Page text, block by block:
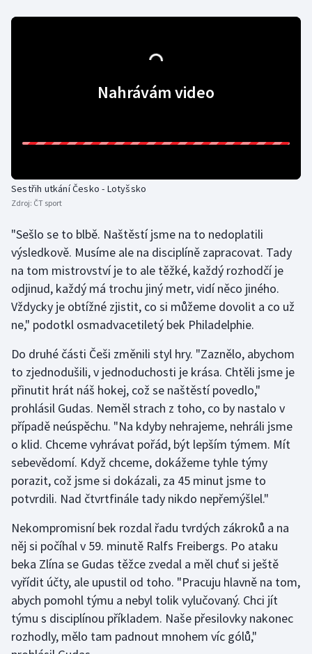
Motorsport
Ragby
Rychlostní kanoistika
Short track
Sportovní střelba
Stolní tenis
Triatlon
Veslování
Vodní slalom
Volejbal
Nahrávám video
Sestřih utkání Česko - Lotyšsko
Zdroj: ČT sport
"Sešlo se to blbě. Naštěstí jsme na to nedoplatili
výsledkově. Musíme ale na disciplíně zapracovat. Tady
na tom mistrovství je to ale těžké, každý rozhodčí je
odjinud, každý má trochu jiný metr, vidí něco jiného.
Vždycky je obtížné zjistit, co si můžeme dovolit a co už
ne," podotkl osmadvacetiletý bek Philadelphie.
Do druhé části Češi změnili styl hry. "Zaznělo, abychom
to zjednodušili, v jednoduchosti je krása. Chtěli jsme je
přinutit hrát náš hokej, což se naštěstí povedlo,"
prohlásil Gudas. Neměl strach z toho, co by nastalo v
případě neúspěchu. "Na kdyby nehrajeme, nehráli jsme
o klid. Chceme vyhrávat pořád, být lepším týmem. Mít
sebevědomí. Když chceme, dokážeme tyhle týmy
porazit, což jsme si dokázali, za 45 minut jsme to
potvrdili. Nad čtvrtfinále tady nikdo nepřemýšlel."
Nekompromisní bek rozdal řadu tvrdých zákroků a na
něj si počíhal v 59. minutě Ralfs Freibergs. Po ataku
beka Zlína se Gudas těžce zvedal a měl chuť si ještě
vyřídit účty, ale upustil od toho. "Pracuju hlavně na tom,
abych pomohl týmu a nebyl tolik vylučovaný. Chci jít
týmu s disciplínou příkladem. Naše přesilovky nakonec
rozhodly, mělo tam padnout mnohem víc gólů,"